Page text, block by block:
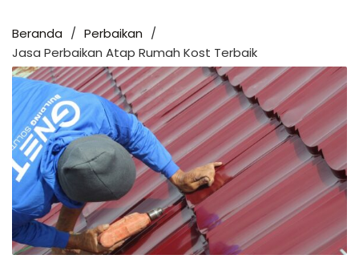
Beranda
Perbaikan
Jasa Perbaikan Atap Rumah Kost Terbaik